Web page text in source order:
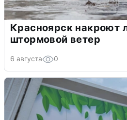
Красноярск накроют
штормовой ветер
6 августа 0